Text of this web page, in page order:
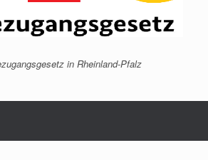
in Rheinland-Pfalz